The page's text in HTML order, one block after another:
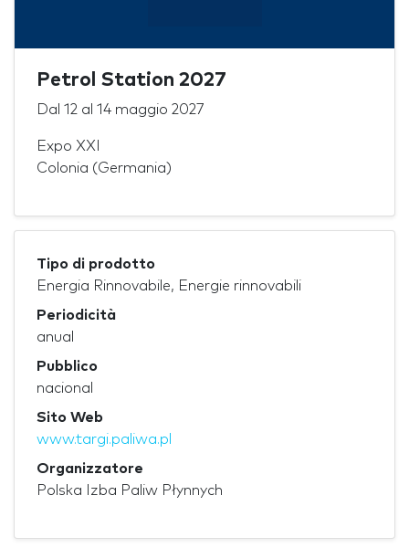
Petrol Station 2027
Dal 12 al 14 maggio 2027
Expo XXI
Colonia (Germania)
Tipo di prodotto
Energia Rinnovabile, Energie rinnovabili
Periodicità
anual
Pubblico
nacional
Sito Web
www.targi.paliwa.pl
Organizzatore
Polska Izba Paliw Płynnych